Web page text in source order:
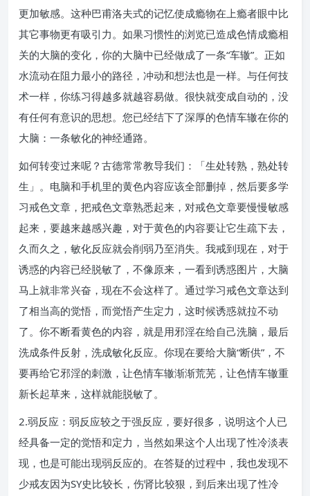
更加敏感。这种巴甫洛夫式的记忆使成瘾物在上瘾者眼中比
其它事物更有吸引力。如果习惯性的浏览已造成色情成瘾相
关的大脑的变化，你的大脑中已经做成了一条“车辙”。正如
水流动在阻力最小的路径，冲动和想法也是一样。与任何技
术一样，你练习得越多就越容易做。很快就变成自动的，没
有任何有意识的思想。您已经结下了深厚的色情车辙在你的
大脑：一条敏化的神经通路。
如何转变过来呢？古德常常教导我们：「生处转熟，熟处转
生」。电脑和手机里的黄色内容应该全部删掉，然后要多学
习戒色文章，把戒色文章熟悉起来，对戒色文章要慢慢敏感
起来，要越来越感兴趣，对于黄色的内容要让它生疏下去，
久而久之，敏化反应就会削弱乃至消失。我戒到现在，对于
诱惑的内容已经脱敏了，不像原来，一看到诱惑图片，大脑
马上就非常兴奋，现在不会这样了。通过学习戒色文章达到
了相当高的觉悟，而觉悟产生定力，这时候诱惑就拉不动
了。你不断看黄色的内容，就是用邪淫在给自己洗脑，最后
洗成条件反射，洗成敏化反应。你现在要给大脑“断供”，不
要再给它邪淫的刺激，让色情车辙渐渐荒芜，让色情车辙重
新长起草来，这样就能脱敏了。
2.弱反应：弱反应较之于强反应，要好很多，说明这个人已
经具备一定的觉悟和定力，当然如果这个人出现了性冷淡表
现，也是可能出现弱反应的。在答疑的过程中，我也发现不
少戒友因为SY史比较长，伤肾比较狠，到后来出现了性冷